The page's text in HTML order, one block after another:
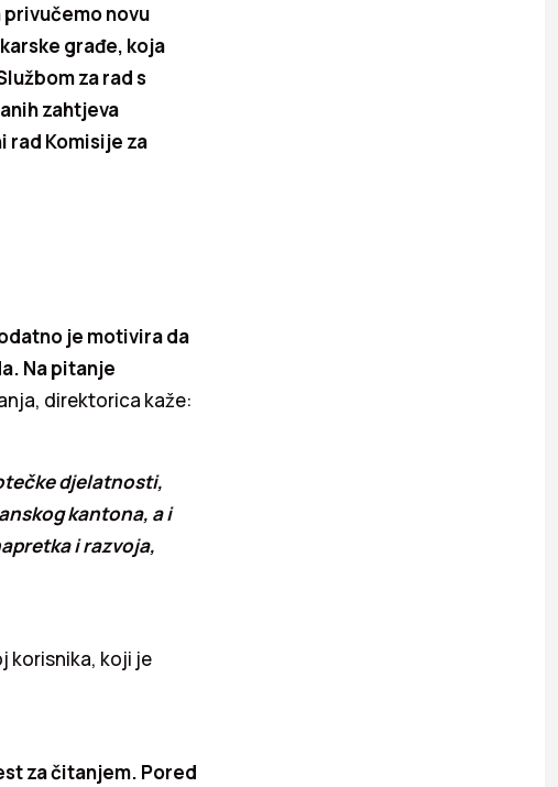
novu
građe, koja
za rad s
zahtjeva
rad Komisije za
je motivira da
Na pitanje
direktorica kaže:
djelatnosti,
kantona, a i
i razvoja,
korisnika, koji je
za čitanjem. Pored